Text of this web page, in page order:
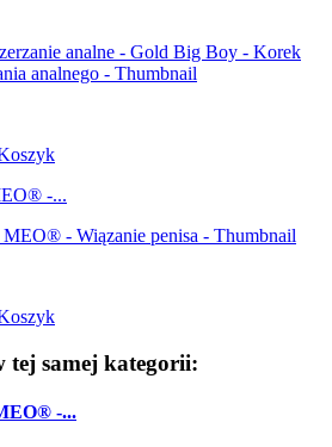
-...
tej samej kategorii:
-...